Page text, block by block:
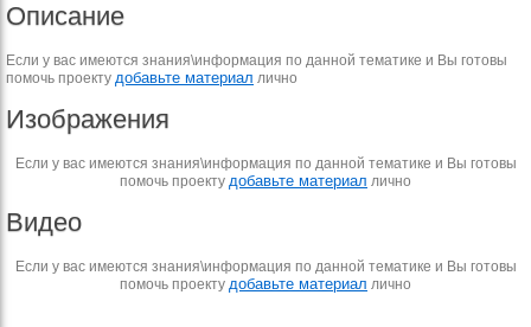
Описание
Если у вас имеются знания\информация по данной тематике и Вы готовы
помочь проекту добавьте материал лично
Изображения
Если у вас имеются знания\информация по данной тематике и Вы готовы
помочь проекту добавьте материал лично
Видео
Если у вас имеются знания\информация по данной тематике и Вы готовы
помочь проекту добавьте материал лично